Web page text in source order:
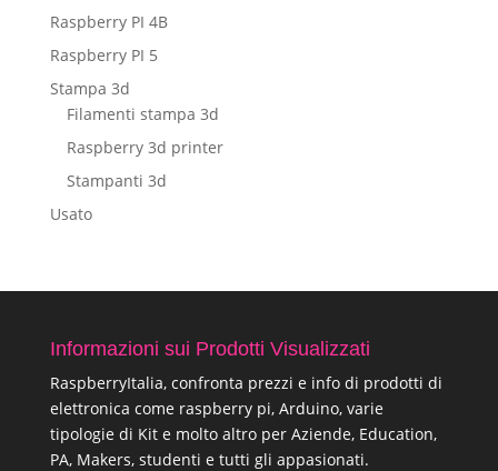
Raspberry PI 4B
Raspberry PI 5
Stampa 3d
Filamenti stampa 3d
Raspberry 3d printer
Stampanti 3d
Usato
Informazioni sui Prodotti Visualizzati
RaspberryItalia, confronta prezzi e info di prodotti di
elettronica come raspberry pi, Arduino, varie
tipologie di Kit e molto altro per Aziende, Education,
PA, Makers, studenti e tutti gli appasionati.